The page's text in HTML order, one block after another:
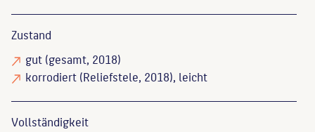
Zustand
gut(gesamt, 2018)
korrodiert(Reliefstele, 2018), leicht
Vollständigkeit